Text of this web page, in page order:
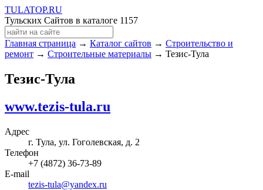
TULATOP.RU
Тульских Сайтов в каталоге 1157
Главная страница → Каталог сайтов → Строительство и
ремонт → Строительные материалы → Тезис-Тула
Тезис-Тула
www.tezis-tula.ru
Адрес
г. Тула, ул. Гоголевская, д. 2
Телефон
+7 (4872) 36-73-89
E-mail
tezis-tula@yandex.ru